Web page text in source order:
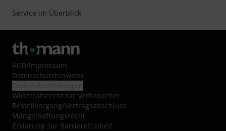
Service im Überblick
AGB/Impressum
Datenschutzhinweise
Widerrufsrecht für Verbraucher
Bestellvorgang/Vertragsabschluss
Mängelhaftungsrecht
Erklärung zur Barrierefreiheit